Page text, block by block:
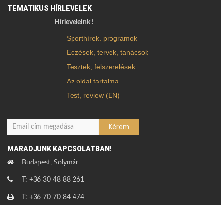
TEMATIKUS HÍRLEVELEK
Hírleveleink !
Sporthírek, programok
Edzések, tervek, tanácsok
Tesztek, felszerelések
Az oldal tartalma
Test, review (EN)
MARADJUNK KAPCSOLATBAN!
Budapest, Solymár
T: +36 30 48 88 261
T: +36 70 70 84 474